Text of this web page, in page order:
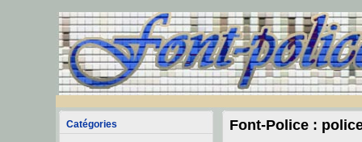
Catégories Font-Police :